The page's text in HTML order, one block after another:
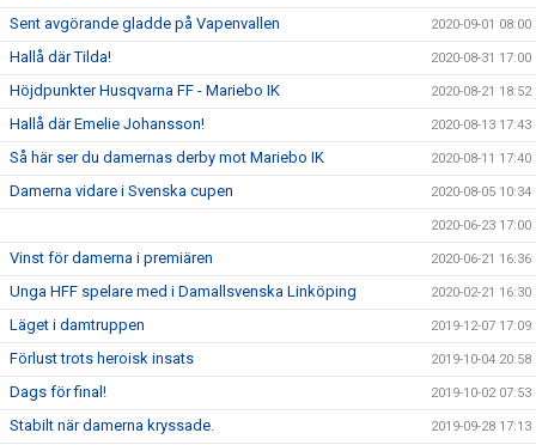
Sent avgörande gladde på Vapenvallen 2020-09-01 08:00
Hallå där Tilda! 2020-08-31 17:00
Höjdpunkter Husqvarna FF - Mariebo IK 2020-08-21 18:52
Hallå där Emelie Johansson! 2020-08-13 17:43
Så här ser du damernas derby mot Mariebo IK 2020-08-11 17:40
Damerna vidare i Svenska cupen 2020-08-05 10:34
2020-06-23 17:00
Vinst för damerna i premiären 2020-06-21 16:36
Unga HFF spelare med i Damallsvenska Linköping 2020-02-21 16:30
Läget i damtruppen 2019-12-07 17:09
Förlust trots heroisk insats 2019-10-04 20:58
Dags för final! 2019-10-02 07:53
Stabilt när damerna kryssade. 2019-09-28 17:13